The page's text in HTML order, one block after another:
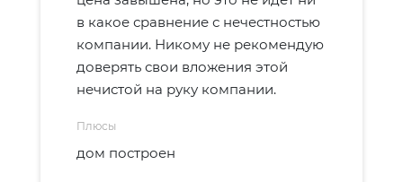
в какое сравнение с нечестностью
компании. Никому не рекомендую
доверять свои вложения этой
нечистой на руку компании.
Плюсы
дом построен